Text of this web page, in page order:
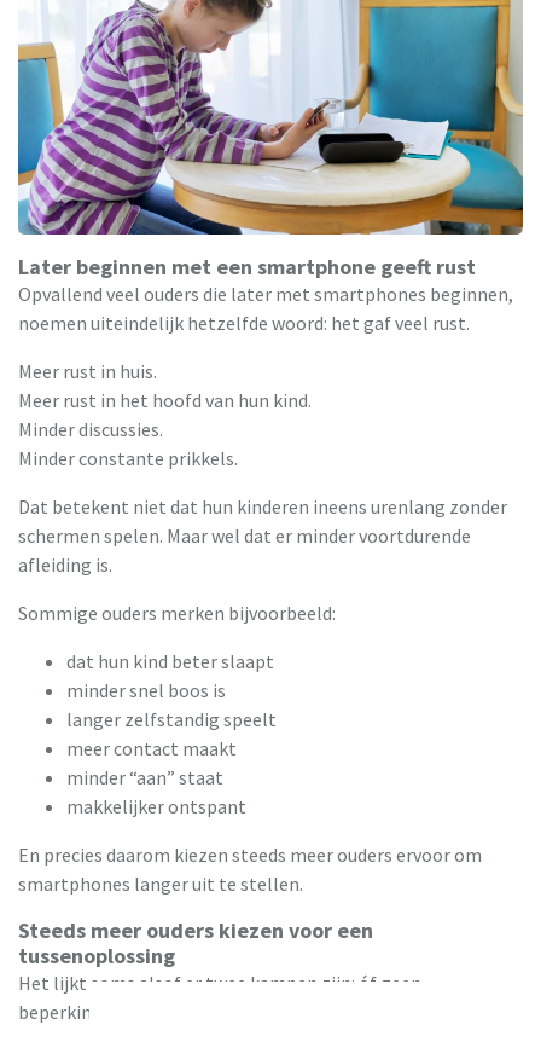
Later beginnen met een smartphone geeft rust
Opvallend veel ouders die later met smartphones beginnen,
noemen uiteindelijk hetzelfde woord: het gaf veel rust.
Meer rust in huis.
Meer rust in het hoofd van hun kind.
Minder discussies.
Minder constante prikkels.
Dat betekent niet dat hun kinderen ineens urenlang zonder
schermen spelen. Maar wel dat er minder voortdurende
afleiding is.
Sommige ouders merken bijvoorbeeld:
dat hun kind beter slaapt
minder snel boos is
langer zelfstandig speelt
meer contact maakt
minder “aan” staat
makkelijker ontspant
En precies daarom kiezen steeds meer ouders ervoor om
smartphones langer uit te stellen.
Steeds meer ouders kiezen voor een
tussenoplossing
Het lijkt soms alsof er twee kampen zijn: óf geen
beperkingen óf helemaal geen telefoon.